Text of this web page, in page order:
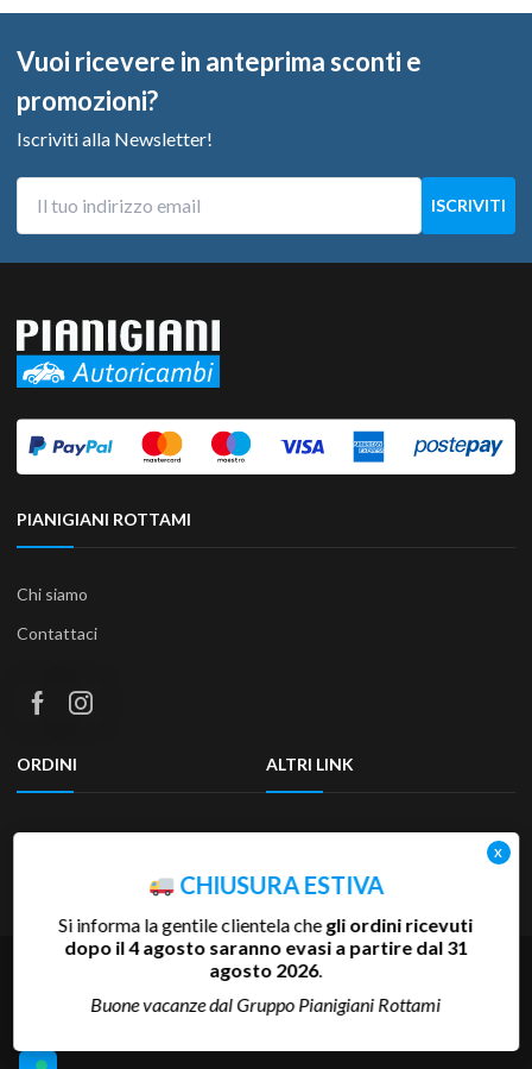
Vuoi ricevere in anteprima sconti e
promozioni?
Iscriviti alla Newsletter!
PIANIGIANI ROTTAMI
Chi siamo
Contattaci
ORDINI
Termini e condizioni
ALTRI LINK
Privacy Policy
Accessibilità
Copyright 2025 Pianigiani Rottami Srl | P.Iva 00655510527 | REA
SI-81793 | Cap.Soc. 600.000 €
CHIUSURA ESTIVA
Si informa la gentile clientela chegli ordini ricevuti
dopo il 4 agosto saranno evasi a partire dal 31
agosto 2026.
Buone vacanze dal Gruppo Pianigiani Rottami